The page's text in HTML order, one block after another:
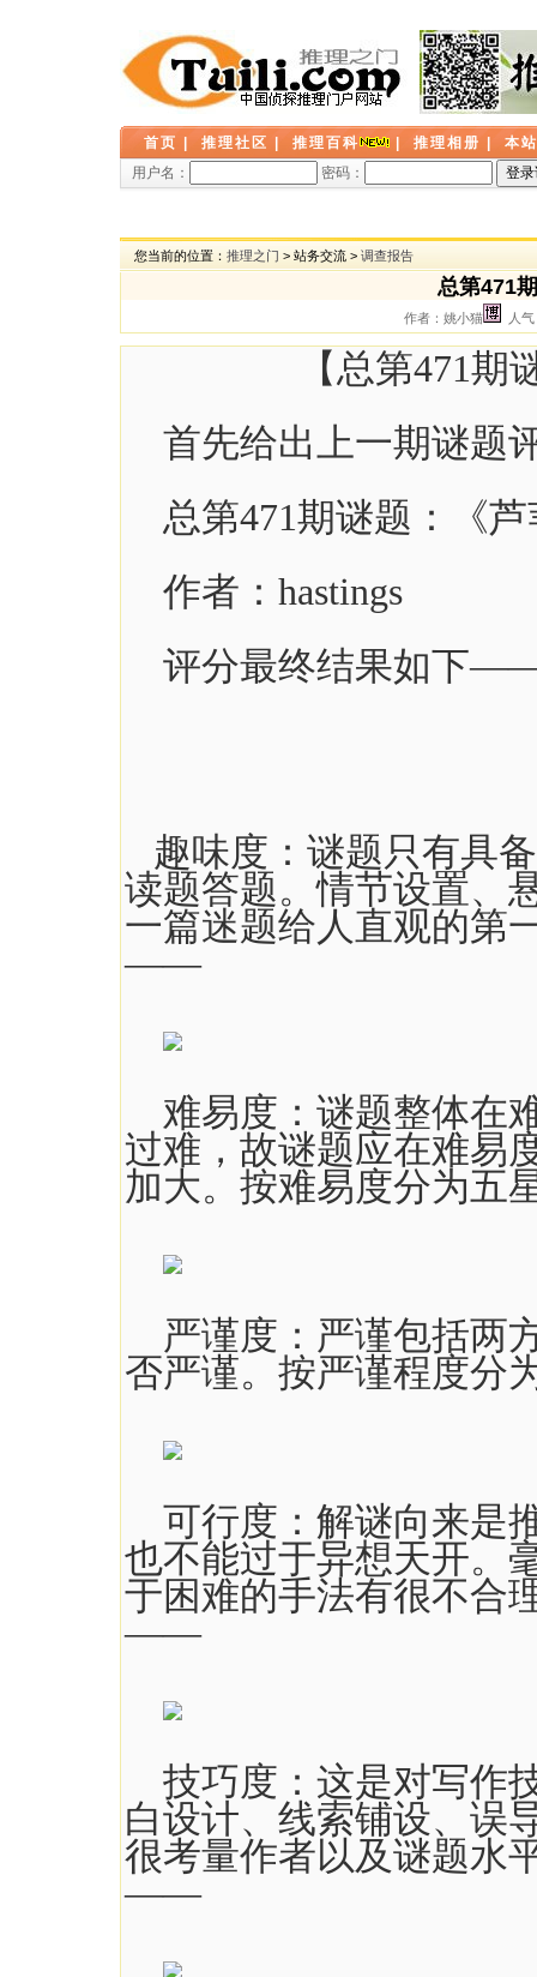
首页 推理社区 推理百科 推理相册
本
用户名：
密码：
您当前的位置： 推理之门 > 站务交流 > 调查报告
总第471
作者：姚小猫 人
【总第471期
首先给出上一期谜题
总第471期谜题：《芦
作者：hastings
评分最终结果如下
趣味度：谜题只有具
读题答题。情节设置、
一篇迷题给人直观的第
——
难易度：谜题整体在
过难，故谜题应在难易
加大。按难易度分为
严谨度：严谨包括两
否严谨。按严谨程度
可行度：解谜向来是
也不能过于异想天开。
于困难的手法有很不合
——
技巧度：这是对写作
白设计、线索铺设、误
很考量作者以及谜题水
——